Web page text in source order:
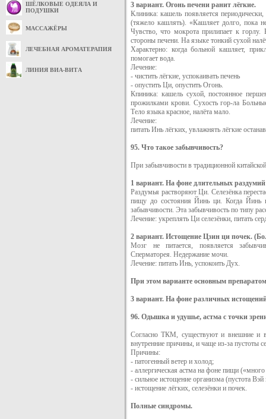
ШЁЛКОВЫЕ ОДЕЯЛА И
ПОДУШКИ
МАССАЖЁРЫ
ЛЕЧЕБНАЯ АРОМАТЕРАПИЯ
ЛИНИЯ ВИА-ВИТА
3 вариант. Огонь печени ранит лёгкие.
Клиника: кашель появляется
(тяжело кашлять). «Кашляет долго, пока
Чувство, что мокрота прилипает к
стороны печени. На языке тонкий сухой
Характерно: когда больной кашляет,
помогает вода.
Лечение:
- чистить лёгкие, успокаивать печень
- опустить Ци, опустить Огонь.
Кпиника: кашель сухой, постоянное
прожилками крови. Сухость гор-ла
Тело языка красное, налёта мало.
Лечение:
питать Инь лёгких, увлажнять лёгкие
95. Что такое забывчивость?
При забывчивости в традиционной
1 вариант. На фоне длительных раздумий
Раздумья растворяют Ци. Селезёнка
пищу до состояния Йинь ци. Когда Йинь
забывчивости. Эта забывчивость по типу
Лечение: укреплять Ци селезёнки, питать
2 вариант. Истощение Цзин ци почек.
Мозг не питается, появляется
Сперматорея. Недержание мочи.
Лечение: питать Инь, успокоить Дух.
При этом варианте основным
3 вариант. На фоне различных
96. Одышка и удушье, астма с точки
Согласно ТКМ, существуют и внешние и
внутренние причины, и чаще из-за пустоты
Причины:
- патогенный ветер и холод;
- аллергическая астма на фоне пищи
- сильное истощение организма (пустота Вэй
- истощение лёгких, селезёнки и почек.
Полные синдромы.